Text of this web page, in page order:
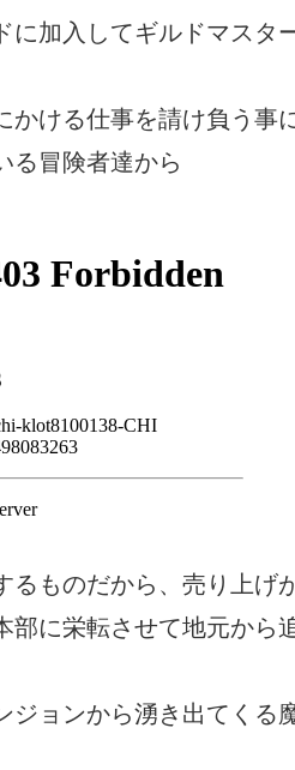
加入してギルドマスタ
ける仕事を請け負う事
る冒険者達から
ものだから、売り上げ
に栄転させて地元から
ョンから湧き出てくる